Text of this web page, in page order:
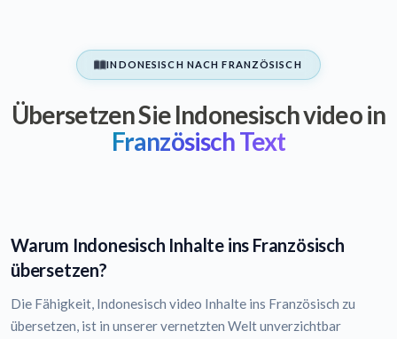
INDONESISCH NACH FRANZÖSISCH
Übersetzen Sie Indonesisch video in
Französisch Text
Warum Indonesisch Inhalte ins Französisch
übersetzen?
Die Fähigkeit, Indonesisch video Inhalte ins Französisch zu
übersetzen, ist in unserer vernetzten Welt unverzichtbar